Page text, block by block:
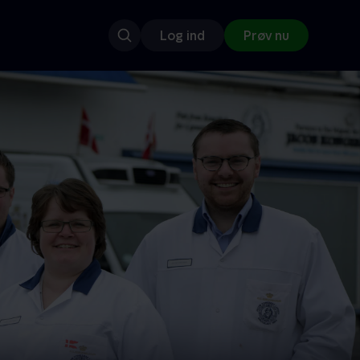
Log ind Prøv nu